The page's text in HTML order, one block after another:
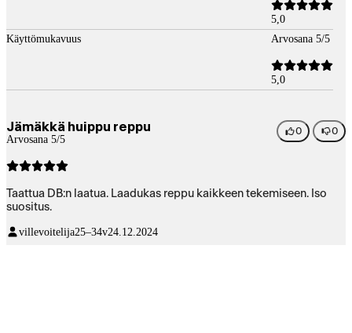
5,0
Käyttömukavuus
Arvosana 5/5
5,0
Jämäkkä huippu reppu
Arvosana 5/5
0 0
Taattua DB:n laatua. Laadukas reppu kaikkeen tekemiseen. Iso
suositus.
villevoitelija25–34v24.12.2024